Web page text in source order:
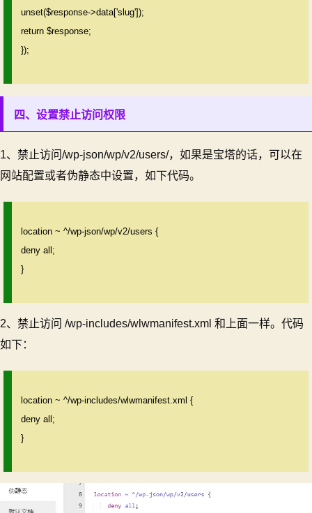
unset($response->data['slug']);
return $response;
});
四、设置禁止访问权限
1、禁止访问/wp-json/wp/v2/users/，如果是宝塔的话，可以在
网站配置或者伪静态中设置，如下代码。
location ~ ^/wp-json/wp/v2/users {
deny all;
}
2、禁止访问 /wp-includes/wlwmanifest.xml 和上面一样。代码
如下：
location ~ ^/wp-includes/wlwmanifest.xml {
deny all;
}